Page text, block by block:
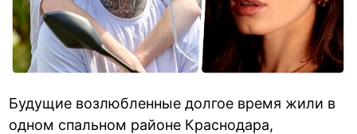
Будущие возлюбленные долгое время жили в
одном спальном районе Краснодара,